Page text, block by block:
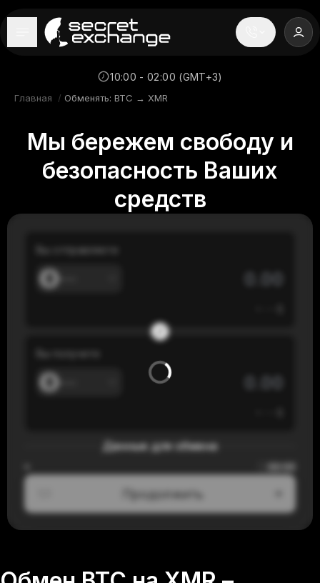
----
Новости
Репутация
Поддержка
10:00 - 02:00 (GMT+3)
Главная / Обменять: BTC → XMR
Мы бережем свободу и
безопасность Ваших
средств
Вы отправляете
Данные для обмена
Продолжить